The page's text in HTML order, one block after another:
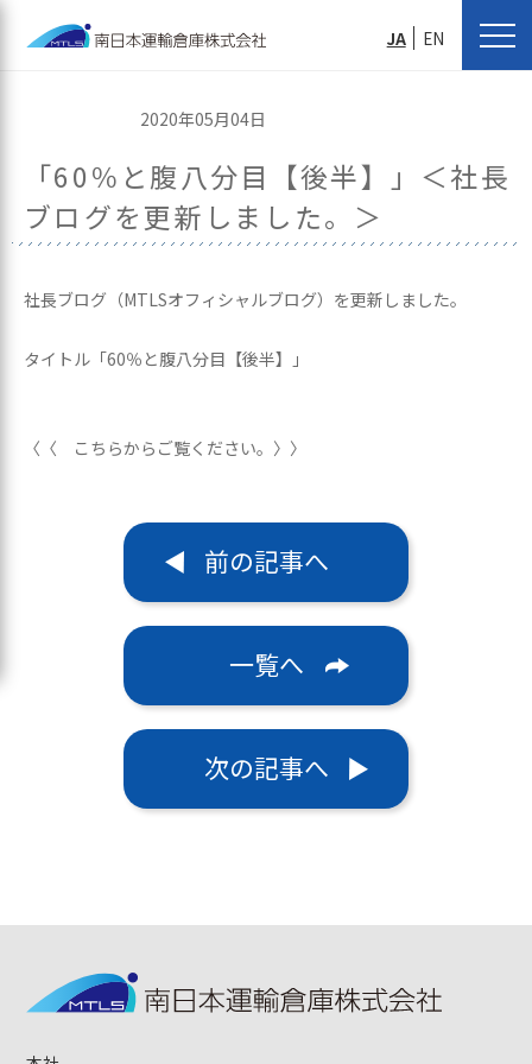
JA EN
2020年05月04日
「60％と腹八分目【後半】」＜社長
ブログを更新しました。＞
社長ブログ（MTLSオフィシャルブログ）を更新しました。
タイトル「60％と腹八分目【後半】」
〈〈 こちらからご覧ください。〉〉
前の記事へ
一覧へ
次の記事へ